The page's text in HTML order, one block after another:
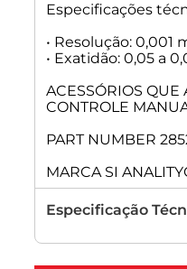
Especificações
• Resolução: 0,001
• Exatidão: 0,05 a
ACESSÓRIOS QUE
CONTROLE
PART NUMBER
MARCA SI
Especificação